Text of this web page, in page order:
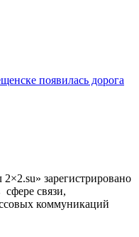
появилась дорога
зарегистрировано
связи,
коммуникаций